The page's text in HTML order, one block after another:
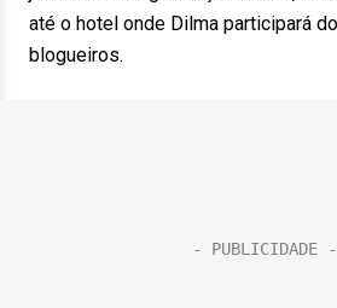
até o hotel onde Dilma participará
blogueiros.